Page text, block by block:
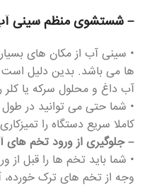
– شستشوی منظم سینی
• سینی آب از مکان های
ها می باشد. بدین دلیل است
آب داغ و محلول سرکه یا
• شما حتی می توانید در
کاملا سریع دستگاه را
– جلوگیری از ورود تخم های
• شما باید تخم ها را قبل از
وجه از تخم های ترک خورده،